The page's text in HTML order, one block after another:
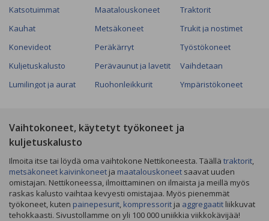
Katsotuimmat
Kauhat
Konevideot
Kuljetuskalusto
Lumilingot ja aurat
Maatalouskoneet
Metsäkoneet
Peräkärryt
Perävaunut ja lavetit
Ruohonleikkurit
Traktorit
Trukit ja nostimet
Työstökoneet
Vaihdetaan
Ympäristökoneet
Vaihtokoneet, käytetyt työkoneet ja
kuljetuskalusto
Ilmoita itse tai löydä oma vaihtokone Nettikoneesta. Täällä traktorit,
metsäkoneet kaivinkoneet ja maatalouskoneet saavat uuden
omistajan. Nettikoneessa, ilmoittaminen on ilmaista ja meillä myös
raskas kalusto vaihtaa kevyesti omistajaa. Myös pienemmät
työkoneet, kuten painepesurit, kompressorit ja aggregaatit liikkuvat
tehokkaasti. Sivustollamme on yli 100 000 uniikkia viikkokävijää!